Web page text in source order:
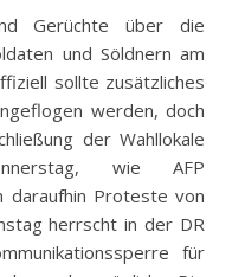
Gerüchte über die
und Söldnern am
sollte zusätzliches
werden, doch
der Wahllokale
wie AFP
daraufhin Proteste von
herrscht in der DR
für